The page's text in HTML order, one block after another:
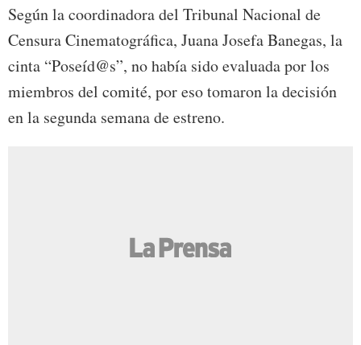
Según la coordinadora del Tribunal Nacional de
Censura Cinematográfica, Juana Josefa Banegas, la
cinta “Poseíd@s”, no había sido evaluada por los
miembros del comité, por eso tomaron la decisión
en la segunda semana de estreno.